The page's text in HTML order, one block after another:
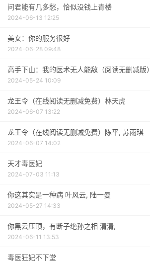
问君能有几多愁，恰似没钱上青楼
2024-06-13 12:25
美女：你的服务很好
2024-06-28 09:48
高手下山：我的医术无人能敌（阅读无删减版）
2024-05-24 10:09
龙王令（在线阅读无删减免费）林天虎
2024-06-07 13:22
龙王令（在线阅读无删减免费）陈平, 苏雨琪
2024-06-07 14:02
天才毒医妃
2024-07-03 11:13
你这其实是一种病 叶风云, 陆一曼
2024-05-27 14:33
你黑云压顶，有断子绝孙之相 清清,
2024-06-11 13:53
毒医狂妃不下堂